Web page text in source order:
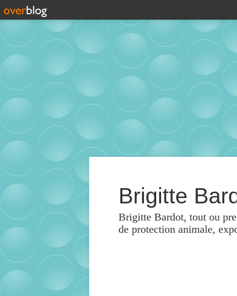
Brigitte
Brigitte Bardot, tout ou
de protection animale,